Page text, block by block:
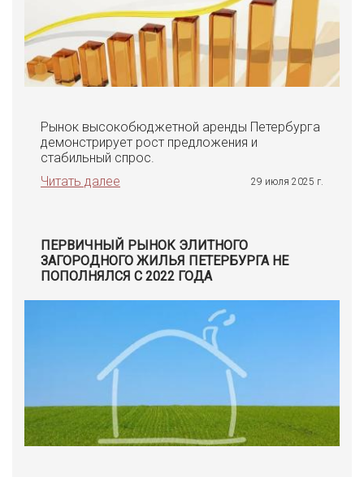
Рынок высокобюджетной аренды Петербурга
демонстрирует рост предложения и
стабильный спрос.
Читать далее
29 июля 2025 г.
ПЕРВИЧНЫЙ РЫНОК ЭЛИТНОГО
ЗАГОРОДНОГО ЖИЛЬЯ ПЕТЕРБУРГА НЕ
ПОПОЛНЯЛСЯ С 2022 ГОДА